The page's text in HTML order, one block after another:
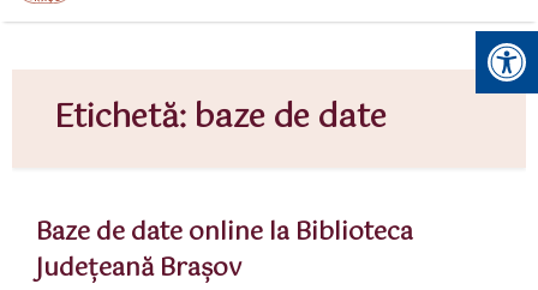
Instrumente pentru accesibilitate
Etichetă: baze de date
Baze de date online la Biblioteca
Judeţeană Braşov